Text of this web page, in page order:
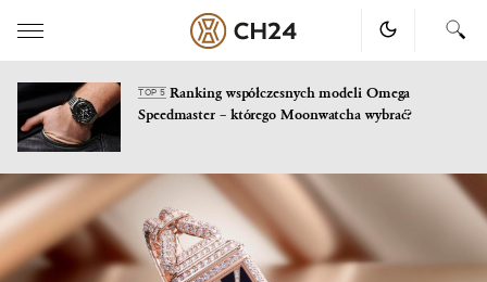
Skip
to
content
TOP 5Ranking współczesnych modeli Omega
Speedmaster – którego Moonwatcha wybrać?